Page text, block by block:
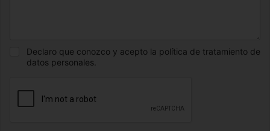
Declaro que conozco y acepto la política de tratamiento de
datos personales.